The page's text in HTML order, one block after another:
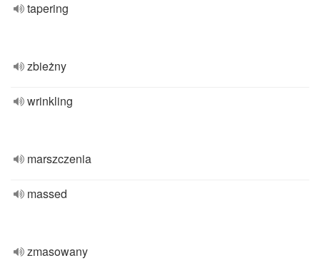
tapering
zbieżny
wrinkling
marszczenia
massed
zmasowany